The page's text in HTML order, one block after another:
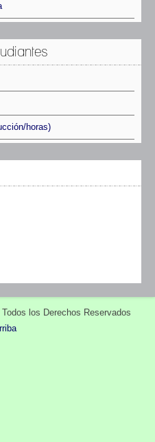
horas)
los Derechos Reservados